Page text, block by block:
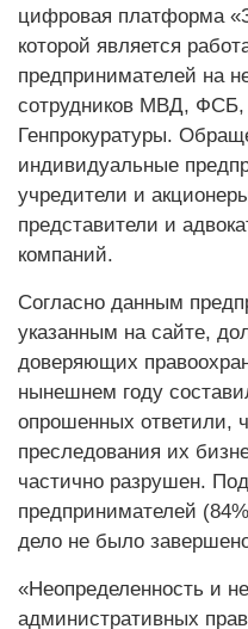
цифровая платформа
которой является
предпринимателей на
сотрудников МВД, ФСБ,
Генпрокуратуры.
индивидуальные
учредители и
представители и
компаний.
Согласно данным
указанным на сайте,
доверяющих
нынешнем году
опрошенных ответили,
преследования их
частично разрушен.
предпринимателей
дело не было
«Неопределенность и
административных